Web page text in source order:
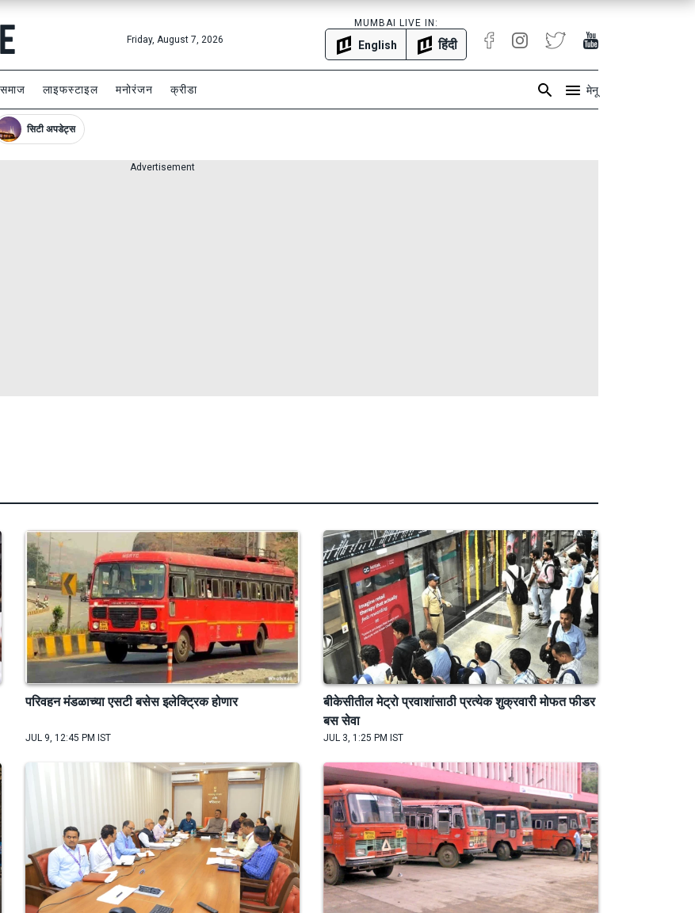
Friday, August 7, 2026
MUMBAI LIVE IN:
English हिंदी
समाज लाइफस्टाइल मनोरंजन क्रीडा मेनू
सिटी अपडेट्स
Advertisement
परिवहन मंडळाच्या एसटी बसेस इलेक्ट्रिक होणार
JUL 9, 12:45 PM IST
बीकेसीतील मेट्रो प्रवाशांसाठी प्रत्येक शुक्रवारी मोफत फीडर
बस सेवा
JUL 3, 1:25 PM IST